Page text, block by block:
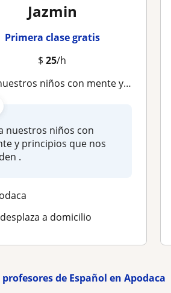
Jazmin
Primera clase gratis
$25/h
niños con mente y principios que nos ayuden
nuestros niños con
y principios que nos
.
a domicilio
de Español en Apodaca